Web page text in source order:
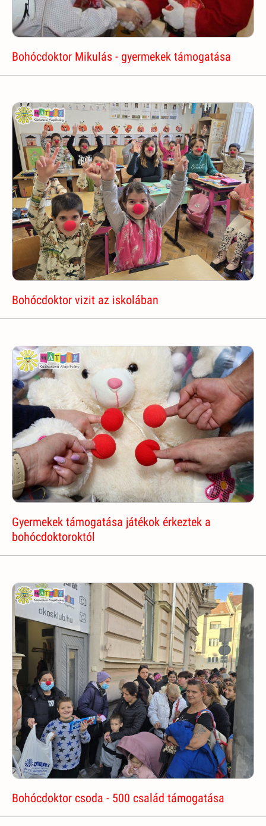
Bohócdoktor Mikulás - gyermekek támogatása
Bohócdoktor vizit az iskolában
Gyermekek támogatása játékok érkeztek a
bohócdoktoroktól
Bohócdoktor csoda - 500 család támogatása